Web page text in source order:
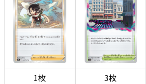
1枚 3枚